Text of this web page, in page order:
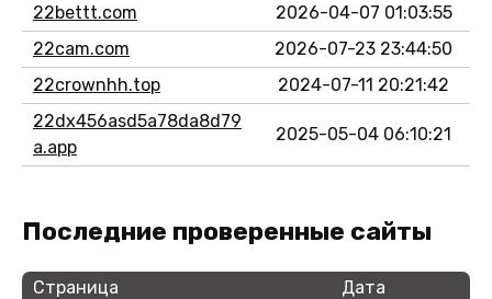
22bettt.com
2026-04-07 01:03:55
22cam.com
2026-07-23 23:44:50
22crownhh.top
2024-07-11 20:21:42
22dx456asd5a78da8d79
a.app
2025-05-04 06:10:21
Последние проверенные сайты
Страница
Дата